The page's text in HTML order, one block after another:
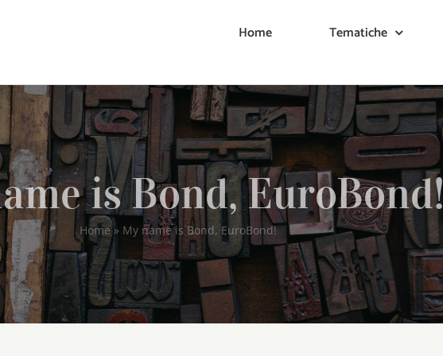
Home Tematiche
is Bond, EuroBond!
Home» My name is Bond, EuroBond!